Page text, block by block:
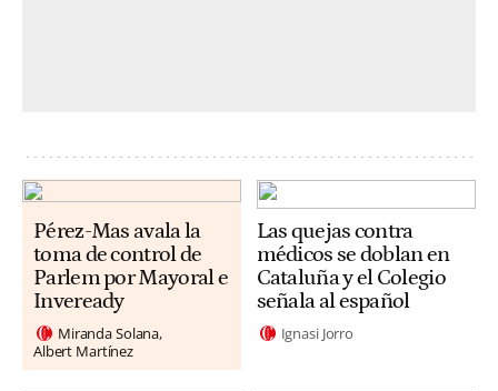
Pérez-Mas avala la
toma de control de
Parlem por Mayoral e
Inveready
Miranda Solana
Albert Martínez
Las quejas contra
médicos se doblan en
Cataluña y el Colegio
señala al español
Ignasi Jorro